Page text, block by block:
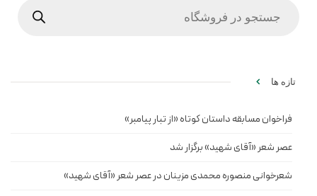
تازه ها
فراخوان مسابقه داستان کوتاه «از تبار پیامبر»
عصر شعر «آقای شهید» برگزار شد
شعرخوانی منصوره محمدی مزینان در عصر شعر «آقای شهید»